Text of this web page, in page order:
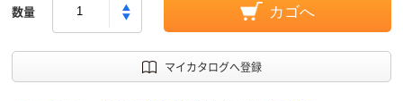
数量 カゴへ
マイカタログへ登録